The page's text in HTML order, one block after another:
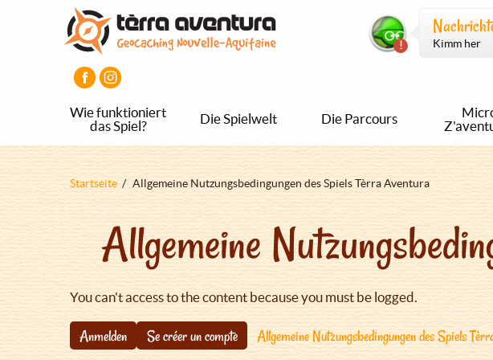
Kimm her
Wie funktioniert
das Spiel?
Die Spielwelt Die Parcours
Pfadnavigation
Startseite Allgemeine Nutzungsbedingungen des Spiels Tèrra Aventura
Allgemeine
You can't access to the content because you must be logged.
Anmelden Se créer un compte Allgemeine Nutzungsbedingungen des Spiels